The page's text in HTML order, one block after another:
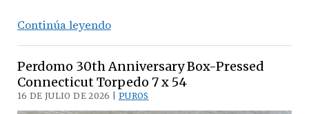
Continúa leyendoLa
un
clásico:
Perdomo 30th Anniversary Box-Pressed
Connecticut Torpedo 7 x 54
16 DE JULIO DE 2026 | PUROS